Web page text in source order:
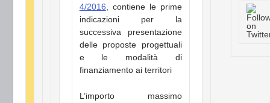
4/2016 , contiene le prime
indicazioni per la
successiva presentazione
delle proposte progettuali
e le modalità di
finanziamento ai territori
L’importo massimo